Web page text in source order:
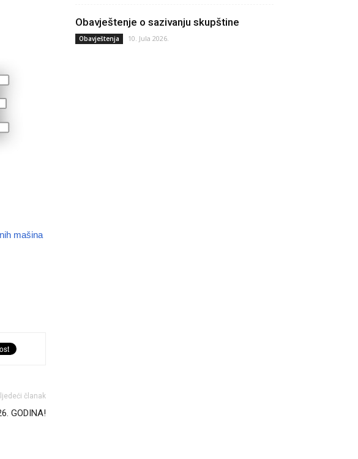
mašina
članak
GODINA!
Obavještenje o sazivanju skupštine
Obavještenja 10. Jula 2026.